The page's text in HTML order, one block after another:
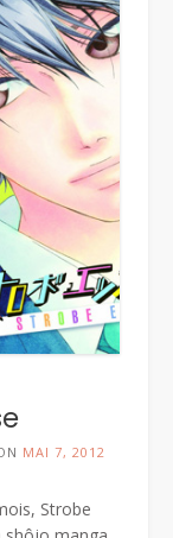
MAI 7, 2012
Strobe